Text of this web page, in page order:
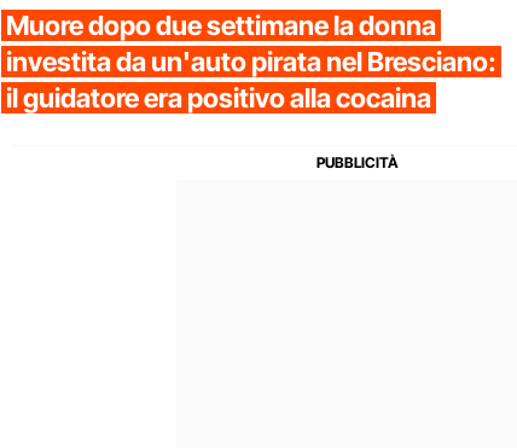
Muore dopo due settimane la donna
investita da un'auto pirata nel Bresciano:
il guidatore era positivo alla cocaina